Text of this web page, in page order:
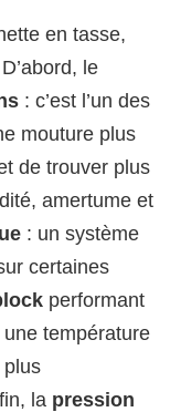
en tasse,
le
: c’est l’un des
mouture plus
de trouver plus
amertume et
: un système
certaines
performant
température
plus
la pression